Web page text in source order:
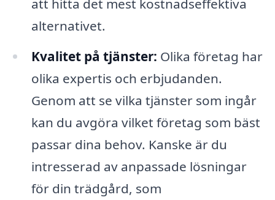
att hitta det mest kostnadseffektiva
alternativet.
Kvalitet på tjänster: Olika företag har
olika expertis och erbjudanden.
Genom att se vilka tjänster som ingår
kan du avgöra vilket företag som bäst
passar dina behov. Kanske är du
intresserad av anpassade lösningar
för din trädgård, som